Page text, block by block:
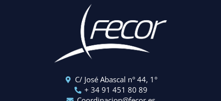
C/ José Abascal n° 44, 1°
+ 34 91 451 80 89